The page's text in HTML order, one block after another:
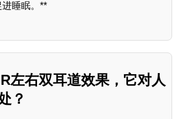
睡眠。**
左右双耳道效果，它对人
？